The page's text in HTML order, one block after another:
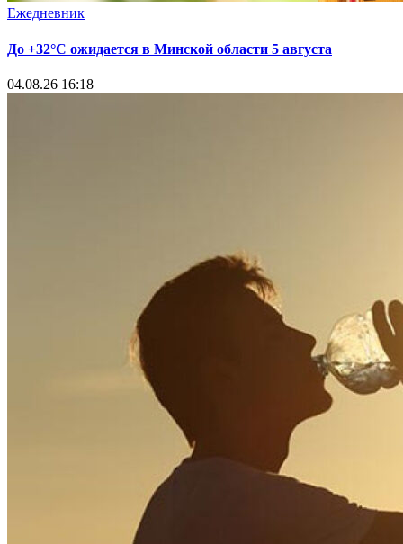
Ежедневник
До +32°С ожидается в Минской области 5 августа
04.08.26 16:18